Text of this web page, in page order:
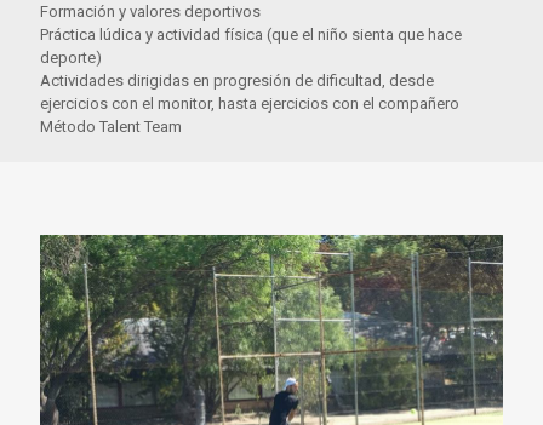
Formación y valores deportivos
Práctica lúdica y actividad física (que el niño sienta que hace
deporte)
Actividades dirigidas en progresión de dificultad, desde
ejercicios con el monitor, hasta ejercicios con el compañero
Método Talent Team